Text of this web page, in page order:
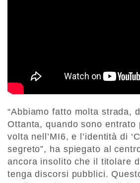
“Abbiamo fatto molta strada,
Ottanta, quando sono entrato
volta nell’MI6, e l’identità di
segreto”, ha spiegato al
ancora insolito che il titolare
tenga discorsi pubblici.